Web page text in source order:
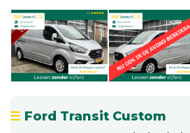
Ford Transit Custom